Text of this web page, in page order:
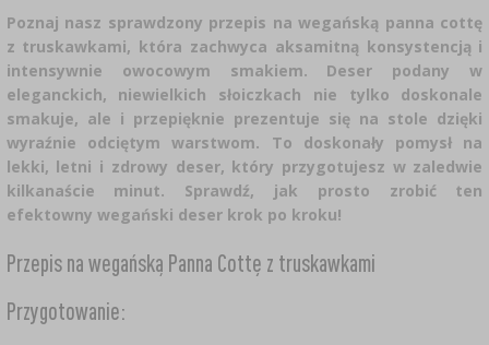
ZESTAWY SERWOWARSKIE
DEKORACJE CUKIERNICZE I PRODUKTY DO
PIECZENIA
MASZYNKI DO MIELENIA
PAKOWANIE PRÓŻNIOWE
AKCESORIA DO PEKLOWANIA
NICI, SZNURKI, SIATKI
DROŻDŻE WINIARSKIE
ŚRODKI DODATKOWE
PRASY
DODATKI AROMATYZUJĄCE I PRZYPRAWY
LITERATURA
WĘDZENIE I GRILLOWANIE
KULTURY BAKTERII
RURKI FERMENTACYJNE
AKCESORIA PIWOWARSKIE
KAPSLE
KAPSLOWNICE
KAMIONKA
SOKOWNIKI
BUTELKI
GĄSIORY
BUTELKI ›
ZAKRĘTKI
VYPITO
WĘDZARNIE I HAKI ›
GRILLOWANIE
NACZYNIA ŻELIWNE
PAKOWANIE PRÓŻNIOWE
Poznaj nasz sprawdzony przepis na wegańską panna cottę
z truskawkami, która zachwyca aksamitną konsystencją i
intensywnie owocowym smakiem. Deser podany w
eleganckich, niewielkich słoiczkach nie tylko doskonale
smakuje, ale i przepięknie prezentuje się na stole dzięki
wyraźnie odciętym warstwom. To doskonały pomysł na
lekki, letni i zdrowy deser, który przygotujesz w zaledwie
kilkanaście minut. Sprawdź, jak prosto zrobić ten
efektowny wegański deser krok po kroku!
Przepis na wegańską Panna Cottę z truskawkami
Przygotowanie: